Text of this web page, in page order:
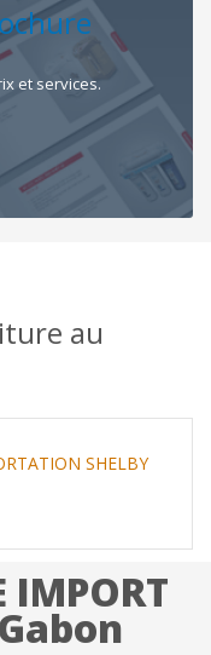
et services.
au
SHELBY
IMPORT